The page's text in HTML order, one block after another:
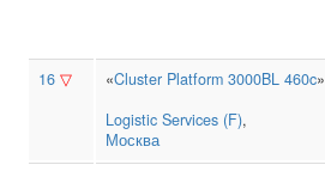
16 ▽ «Cluster Platform 3000BL 460c»
Logistic Services (F),
Москва